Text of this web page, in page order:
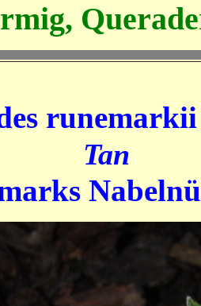
runemarkii
Tan